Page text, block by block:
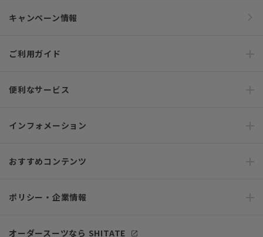
キャンペーン情報
ご利用ガイド
便利なサービス
インフォメーション
おすすめコンテンツ
ポリシー・企業情報
オーダースーツなら SHITATE